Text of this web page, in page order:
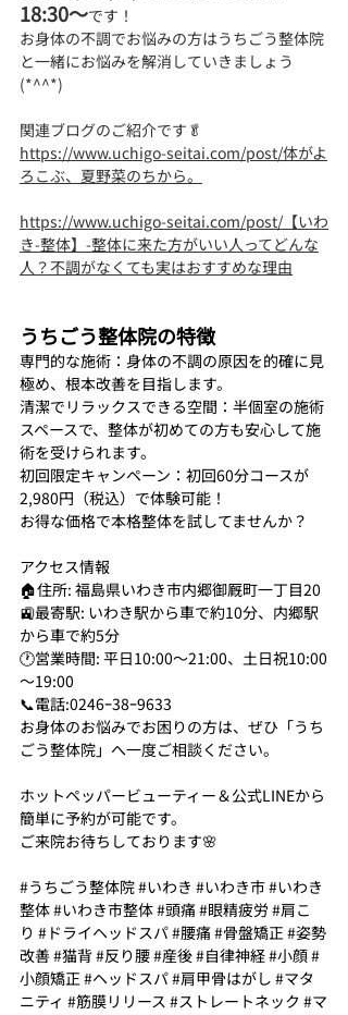
18:30～です！
お身体の不調でお悩みの方はうちごう整体院
と一緒にお悩みを解消していきましょう
(*^^*)
関連ブログのご紹介です🥬
https://www.uchigo-seitai.com/post/体がよ
ろこぶ、夏野菜のちから。
https://www.uchigo-seitai.com/post/【いわ
き-整体】-整体に来た方がいい人ってどんな
人？不調がなくても実はおすすめな理由
うちごう整体院の特徴
専門的な施術：身体の不調の原因を的確に見
極め、根本改善を目指します。
清潔でリラックスできる空間：半個室の施術
スペースで、整体が初めての方も安心して施
術を受けられます。
初回限定キャンペーン：初回60分コースが
2,980円（税込）で体験可能！
お得な価格で本格整体を試してませんか？
アクセス情報
🏠住所: 福島県いわき市内郷御厩町一丁目20
🚉最寄駅: いわき駅から車で約10分、内郷駅
から車で約5分
🕐営業時間: 平日10:00～21:00、土日祝10:00
～19:00
📞電話:0246ｰ38ｰ9633
お身体のお悩みでお困りの方は、ぜひ「うち
ごう整体院」へ一度ご相談ください。
ホットペッパービューティー＆公式LINEから
簡単に予約が可能です。
ご来院お待ちしております🌸
#うちごう整体院#いわき #いわき市#いわき
整体#いわき市整体#頭痛#眼精疲労 #肩こ
り #ドライヘッドスパ#腰痛#骨盤矯正#姿勢
改善#猫背#反り腰#産後#自律神経#小顔#
小顔矯正#ヘッドスパ#肩甲骨はがし #マタ
ニティ #筋膜リリース #ストレートネック #マ